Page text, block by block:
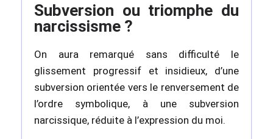
Subversion ou triomphe du
narcissisme ?
On aura remarqué sans difficulté le
glissement progressif et insidieux, d’une
subversion orientée vers le renversement de
l’ordre symbolique, à une subversion
narcissique, réduite à l’expression du moi.